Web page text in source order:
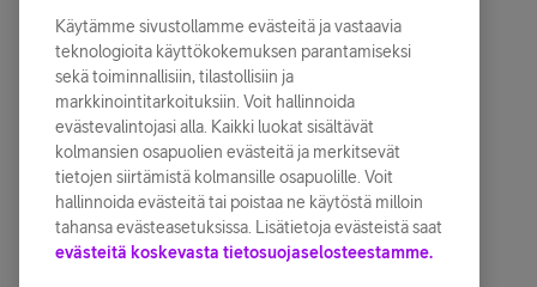
Käytämme sivustollamme evästeitä ja vastaavia
teknologioita käyttökokemuksen parantamiseksi
sekä toiminnallisiin, tilastollisiin ja
markkinointitarkoituksiin. Voit hallinnoida
evästevalintojasi alla. Kaikki luokat sisältävät
kolmansien osapuolien evästeitä ja merkitsevät
tietojen siirtämistä kolmansille osapuolille. Voit
hallinnoida evästeitä tai poistaa ne käytöstä milloin
tahansa evästeasetuksissa. Lisätietoja evästeistä saat
evästeitä koskevasta tietosuojaselosteestamme.